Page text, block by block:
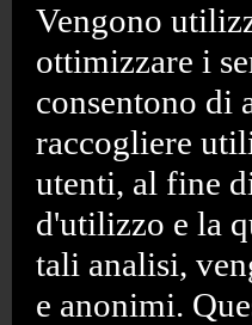
Vengono
ottimizzare i
consentono di
raccogliere
utenti, al fine
d'utilizzo e la
tali analisi,
e anonimi.